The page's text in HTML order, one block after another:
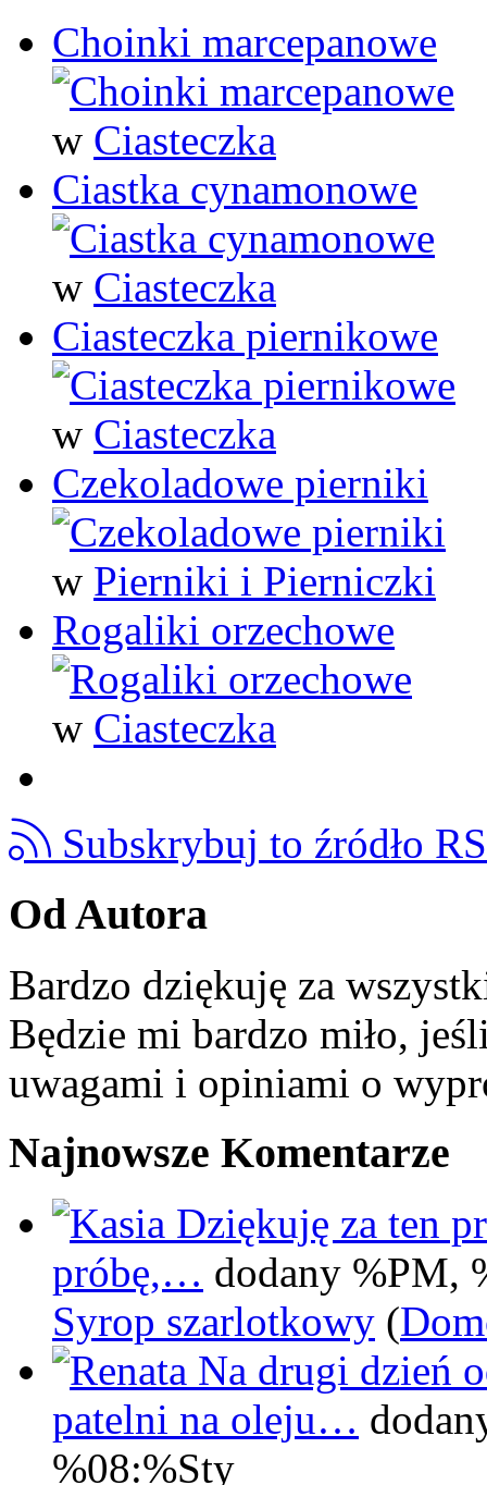
Choinki marcepanowe
w Ciasteczka
Ciastka cynamonowe
w Ciasteczka
Ciasteczka piernikowe
w Ciasteczka
Czekoladowe pierniki
w Pierniki i Pierniczki
Rogaliki orzechowe
w Ciasteczka
Subskrybuj to źródło
Od Autora
Bardzo dziękuję za
Będzie mi bardzo miło,
uwagami i opiniami o
Najnowsze Komentarze
Dziękuję za ten
próbę,… dodany %PM,
Syrop szarlotkowy (
Na drugi dzień
patelni na oleju…
%08:%Sty